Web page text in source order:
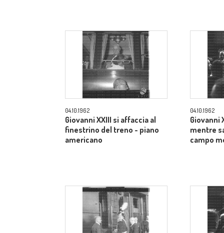
04.10.1962
Giovanni XXIII si affaccia al
finestrino del treno - piano
americano
04.10.1962
Giovanni
mentre
campo